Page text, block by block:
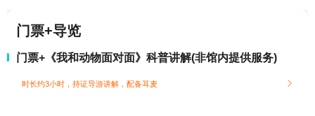
门票+导览
门票+《我和动物面对面》科普讲解(非馆内提供服务)
时长约3小时，持证导游讲解，配备耳麦 